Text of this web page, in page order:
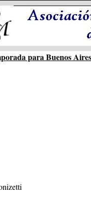
para Buenos